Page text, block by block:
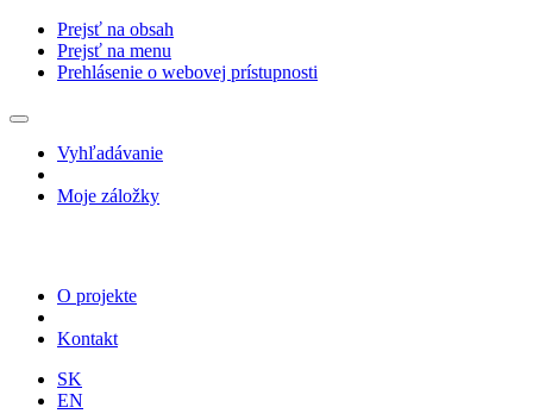
Prejsť na obsah
Prejsť na menu
Prehlásenie o webovej prístupnosti
Vyhľadávanie
Moje záložky
O projekte
Kontakt
SK
EN